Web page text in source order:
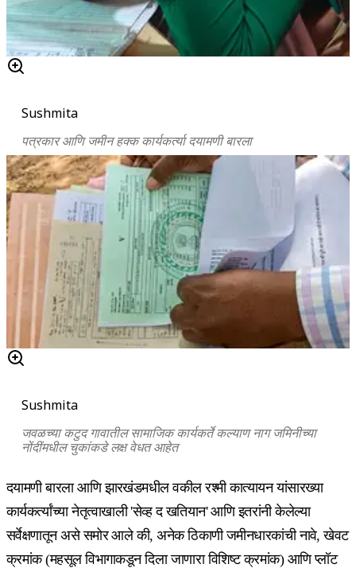
Sushmita
पत्रकार आणि जमीन हक्क कार्यकर्त्या दयामणी बारला
Sushmita
जवळच्या कटुद गावातील सामाजिक कार्यकर्ते कल्याण नाग जमिनीच्या
नोंदींमधील चुकांकडे लक्ष वेधत आहेत
दयामणी बारला आणि झारखंडमधील वकील रश्मी कात्यायन यांसारख्या
कार्यकर्त्यांच्या नेतृत्वाखाली 'सेव्ह द खतियान' आणि इतरांनी केलेल्या
सर्वेक्षणातून असे समोर आले की, अनेक ठिकाणी जमीनधारकांची नावे, खेवट
क्रमांक (महसूल विभागाकडून दिला जाणारा विशिष्ट क्रमांक) आणि प्लॉट